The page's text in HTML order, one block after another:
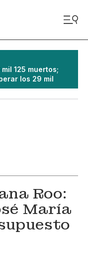
125 muertos;
los 29 mil
Roo:
María